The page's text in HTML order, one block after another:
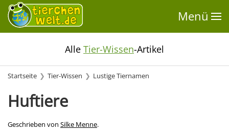
Menü
Alle Tier-Wissen-Artikel
Startseite Tier-Wissen Lustige Tiernamen
Huftiere
Geschrieben von Silke Menne.